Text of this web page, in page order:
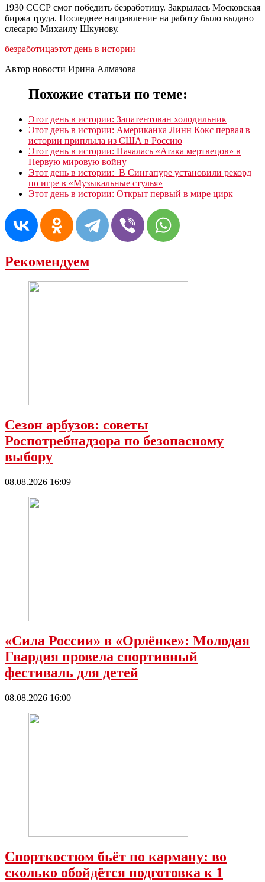
1930 СССР смог победить безработицу. Закрылась Московская
биржа труда. Последнее направление на работу было выдано
слесарю Михаилу Шкунову.
безработицаэтот день в истории
Автор новости Ирина Алмазова
Похожие статьи по теме:
Этот день в истории: Запатентован холодильник
Этот день в истории: Американка Линн Кокс первая в
истории приплыла из США в Россию
Этот день в истории: Началась «Атака мертвецов» в
Первую мировую войну
Этот день в истории: В Сингапуре установили рекорд
по игре в «Музыкальные стулья»
Этот день в истории: Открыт первый в мире цирк
Рекомендуем
Сезон арбузов: советы
Роспотребнадзора по безопасному
выбору
08.08.2026 16:09
«Сила России» в «Орлёнке»: Молодая
Гвардия провела спортивный
фестиваль для детей
08.08.2026 16:00
Спорткостюм бьёт по карману: во
сколько обойдётся подготовка к 1